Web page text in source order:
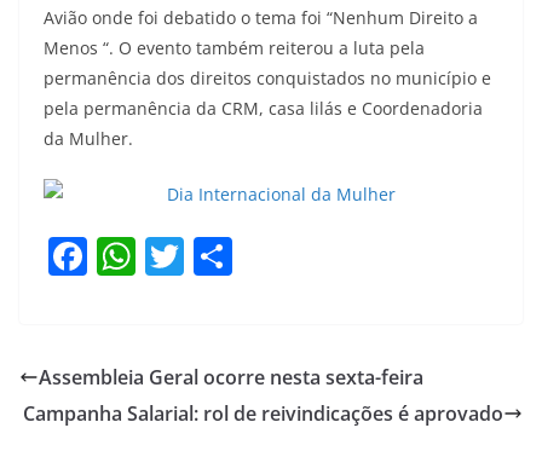
Avião onde foi debatido o tema foi “Nenhum Direito a
Menos “. O evento também reiterou a luta pela
permanência dos direitos conquistados no município e
pela permanência da CRM, casa lilás e Coordenadoria
da Mulher.
F
e
b
W
s
A
T
er e
Assembleia Geral ocorre nesta sexta-feira
Campanha Salarial: rol de reivindicações é aprovado